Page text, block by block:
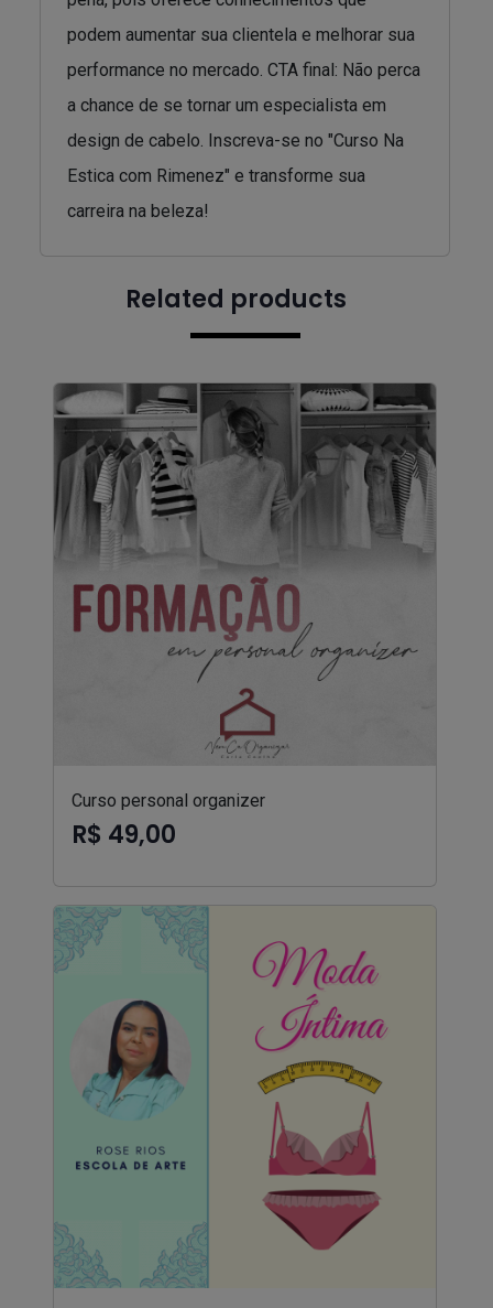
podem aumentar sua clientela e melhorar sua
performance no mercado. CTA final: Não perca
a chance de se tornar um especialista em
design de cabelo. Inscreva-se no "Curso Na
Estica com Rimenez" e transforme sua
carreira na beleza!
Related products
Curso personal organizer
R$ 49,00